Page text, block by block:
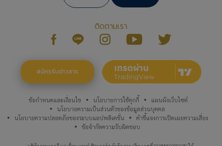
ติดตามเรา
สมัครรับข่าวสาร
ข้อกำหนดและเงื่อนไข นโยบายการใช้คุกกี้
แผนผังเว็บไซต์
นโยบายความเป็นส่วนตัวของข้อมูลส่วนบุคคล
นโยบายความปลอดภัยของระบบแอปพลิเคชั่น
คำชี้แจงการเปิดเผยความเสี่ยง
ข้อจำกัดความรับผิดชอบ